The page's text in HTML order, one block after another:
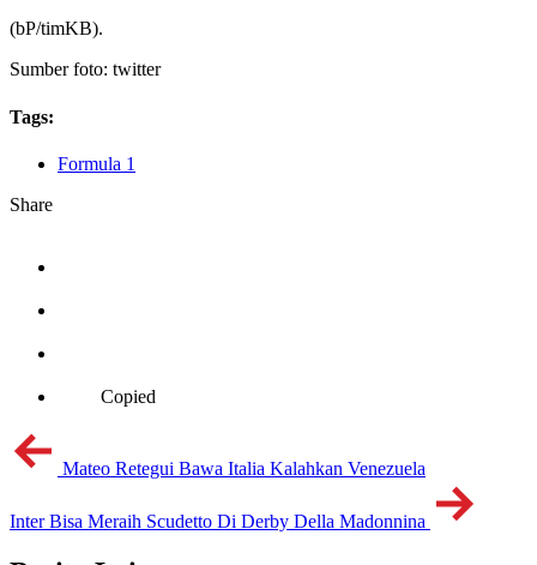
(bP/timKB).
Sumber foto: twitter
Tags:
Formula 1
Share
Copied
Mateo Retegui Bawa Italia Kalahkan Venezuela
Inter Bisa Meraih Scudetto Di Derby Della Madonnina